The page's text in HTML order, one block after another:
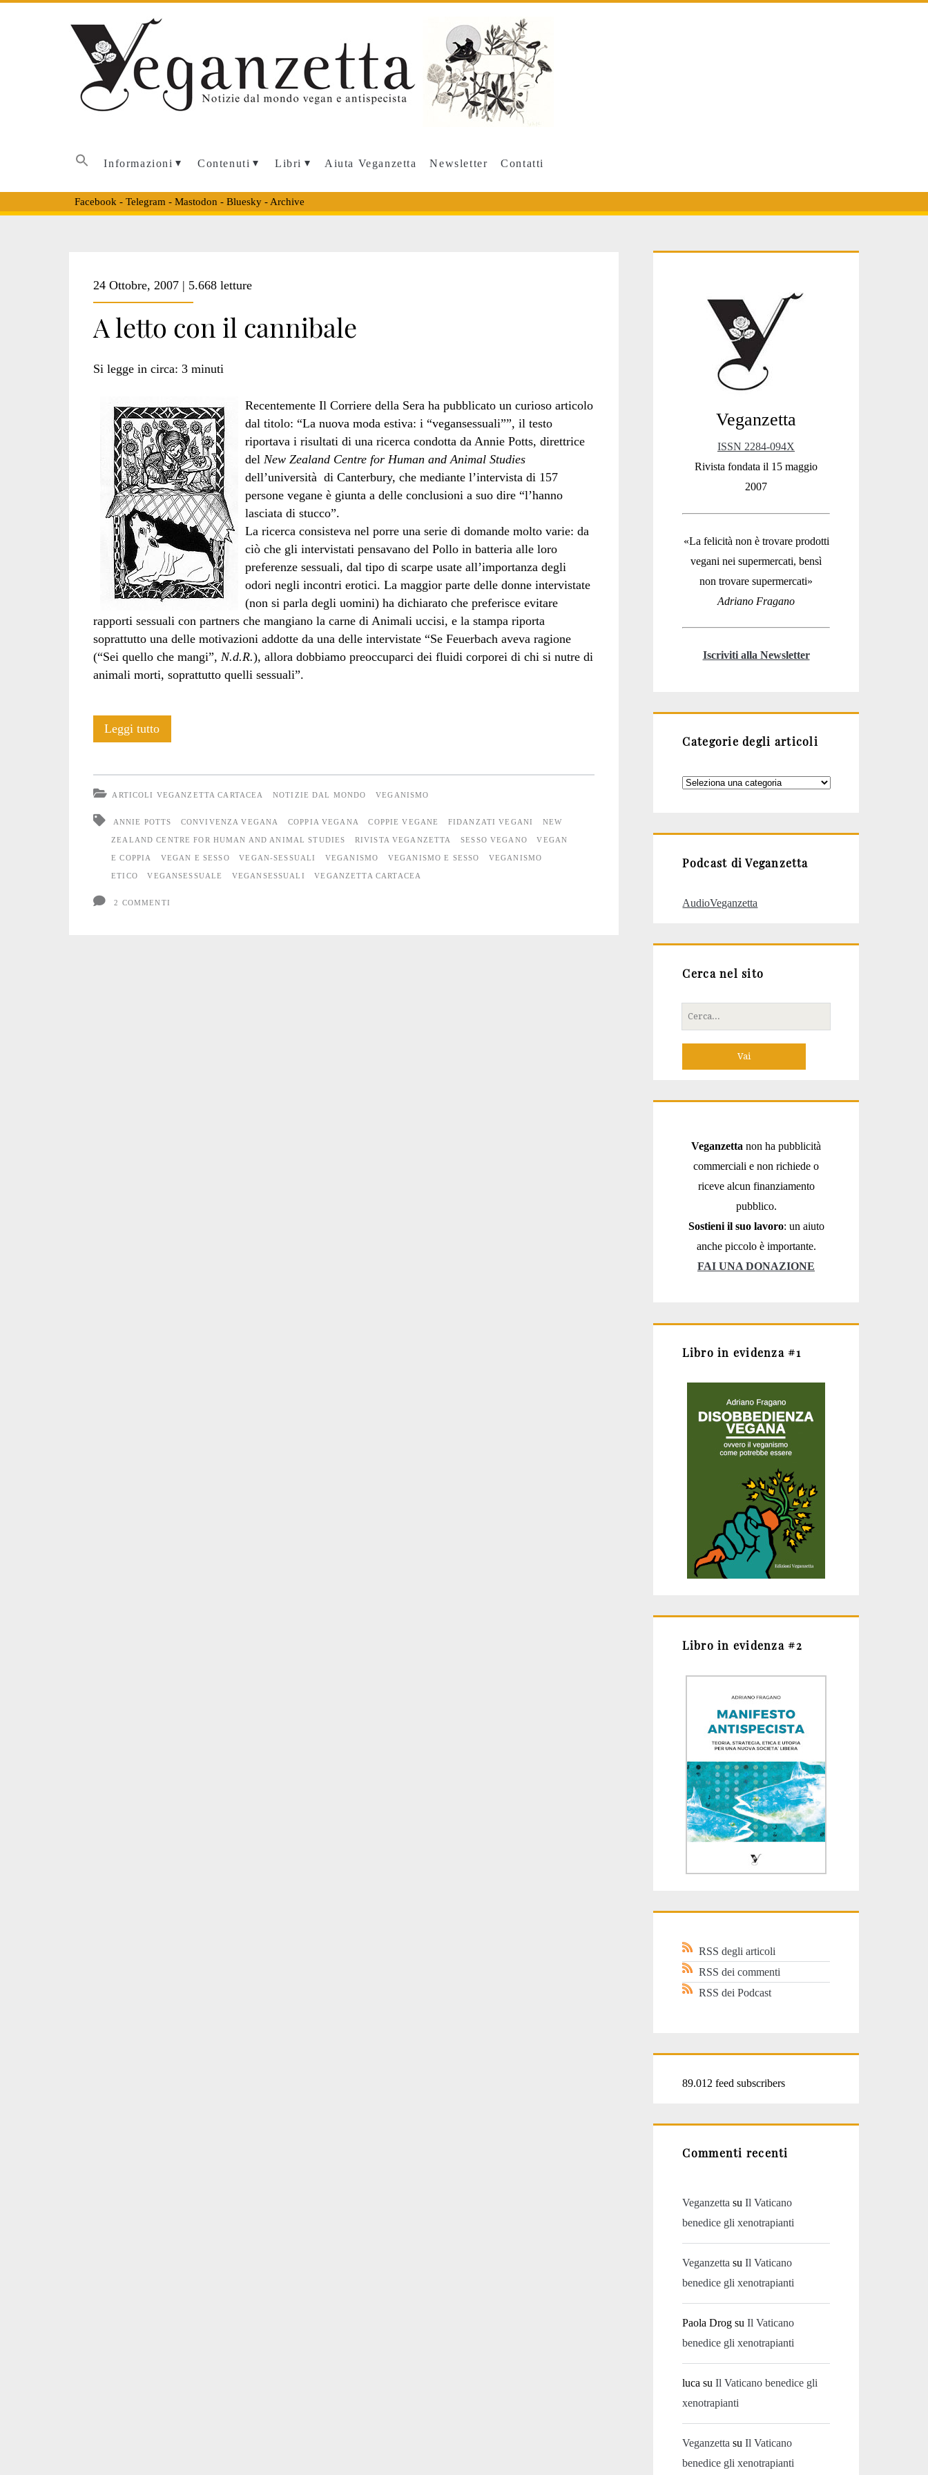
Informazioni Contenuti Libri Aiuta Veganzetta Newsletter Contatti
Facebook - Telegram - Mastodon - Bluesky- Archive
<span>vegan
coppia</span>
24 Ottobre, 2007 | 5.668 letture
A letto con il cannibale
Si legge in circa: 3 minuti
Recentemente Il Corriere della Sera ha pubblicato un curioso articolo
dal titolo: “La nuova moda estiva: i “vegansessuali””, il testo
riportava i risultati di una ricerca condotta da Annie Potts, direttrice
del New Zealand Centre for Human and Animal Studies
dell’università di Canterbury, che mediante l’intervista di 157
persone vegane è giunta a delle conclusioni a suo dire “l’hanno
lasciata di stucco”.
La ricerca consisteva nel porre una serie di domande molto varie: da
ciò che gli intervistati pensavano del Pollo in batteria alle loro
preferenze sessuali, dal tipo di scarpe usate all’importanza degli
odori negli incontri erotici. La maggior parte delle donne intervistate
(non si parla degli uomini) ha dichiarato che preferisce evitare
rapporti sessuali con partners che mangiano la carne di Animali uccisi, e la stampa riporta
soprattutto una delle motivazioni addotte da una delle intervistate “Se Feuerbach aveva ragione
(“Sei quello che mangi”, N.d.R.), allora dobbiamo preoccuparci dei fluidi corporei di chi si nutre di
animali morti, soprattutto quelli sessuali”.
Leggi tuttoA
cannibale
ARTICOLI VEGANZETTA CARTACEA NOTIZIE DAL MONDO VEGANISMO
ANNIE POTTS CONVIVENZA VEGANA COPPIA VEGANA COPPIE VEGANE FIDANZATI VEGANI NEW
ZEALAND CENTRE FOR HUMAN AND ANIMAL STUDIES RIVISTA VEGANZETTA SESSO VEGANO VEGAN
E COPPIA VEGAN E SESSO VEGAN-SESSUALI VEGANISMO VEGANISMO E SESSO VEGANISMO
ETICO VEGANSESSUALE VEGANSESSUALI VEGANZETTA CARTACEA
2 COMMENTI
Sidebar
Veganzetta
ISSN 2284-094X
Rivista fondata il 15 maggio
2007
«La felicità non è trovare prodotti
vegani nei supermercati, bensì
non trovare supermercati»
Adriano Fragano
Iscriviti alla Newsletter
Categorie degli articoli
Categorie
Podcast di Veganzetta
AudioVeganzetta
Cerca nel sito
Cerca
per:
Veganzetta non ha pubblicità
commerciali e non richiede o
riceve alcun finanziamento
pubblico.
Sostieni il suo lavoro: un aiuto
anche piccolo è importante.
FAI UNA DONAZIONE
Libro in evidenza #1
Libro in evidenza #2
RSS degli articoli
RSS dei commenti
RSS dei Podcast
89.012 feed subscribers
Commenti recenti
Veganzetta suIl Vaticano
benedice gli xenotrapianti
Veganzetta suIl Vaticano
benedice gli xenotrapianti
Paola Drog suIl Vaticano
benedice gli xenotrapianti
luca suIl Vaticano benedice gli
xenotrapianti
Veganzetta suIl Vaticano
benedice gli xenotrapianti